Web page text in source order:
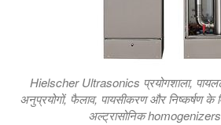
Hielscher Ultrasonics प्रयोगशाला,
अनुप्रयोगों, फैलाव, पायसीकरण और निष्कर्षण के
अल्ट्रासोनिक homogenizers